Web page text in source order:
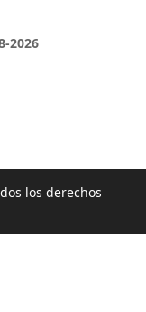
2026
los derechos